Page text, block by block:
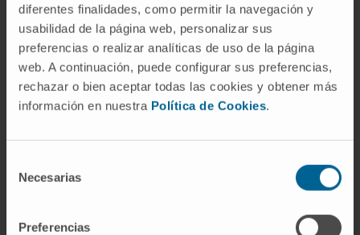
diferentes finalidades, como permitir la navegación y
usabilidad de la página web, personalizar sus
preferencias o realizar analíticas de uso de la página
web. A continuación, puede configurar sus preferencias,
rechazar o bien aceptar todas las cookies y obtener más
información en nuestra Política de Cookies.
Necesarias
Preferencias
biomarker combination presence was
increased in HFpEF patients, being associated
with CKD in all patients. CKD influenced the
association of the biomarker combination and
HFpEF (p for interaction ≤ 0.019).
Among CKD patients with HFpEF, those with
= 0.016) E:e' ratio than those without the